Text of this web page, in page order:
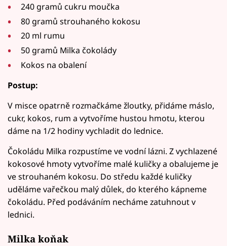
240 gramů cukru moučka
80 gramů strouhaného kokosu
20 ml rumu
50 gramů Milka čokolády
Kokos na obalení
Postup:
V misce opatrně rozmačkáme žloutky, přidáme máslo,
cukr, kokos, rum a vytvoříme hustou hmotu, kterou
dáme na 1/2 hodiny vychladit do lednice.
Čokoládu Milka rozpustíme ve vodní lázni. Z vychlazené
kokosové hmoty vytvoříme malé kuličky a obalujeme je
ve strouhaném kokosu. Do středu každé kuličky
uděláme vařečkou malý důlek, do kterého kápneme
čokoládu. Před podáváním necháme zatuhnout v
lednici.
Milka koňak